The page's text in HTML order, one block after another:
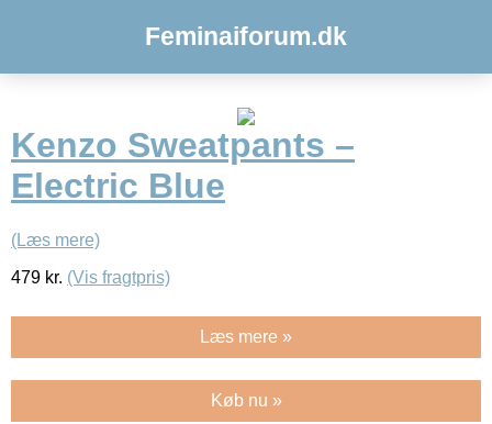
Feminaiforum.dk
Kenzo Sweatpants –
Electric Blue
(Læs mere)
479 kr. (Vis fragtpris)
Læs mere »
Køb nu »